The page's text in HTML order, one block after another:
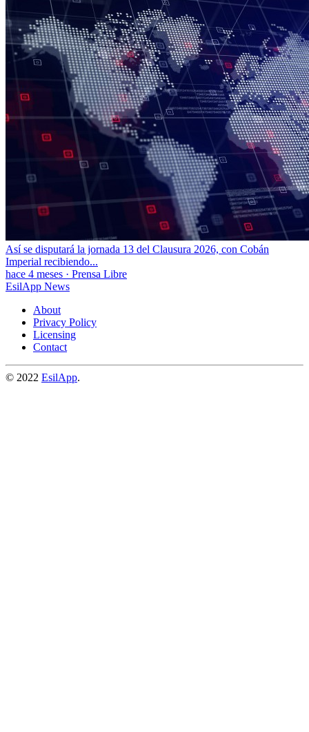
Así se disputará la jornada 13 del Clausura 2026, con Cobán
Imperial recibiendo...
hace 4 meses · Prensa Libre
EsilApp News
About
Privacy Policy
Licensing
Contact
© 2022 EsilApp.